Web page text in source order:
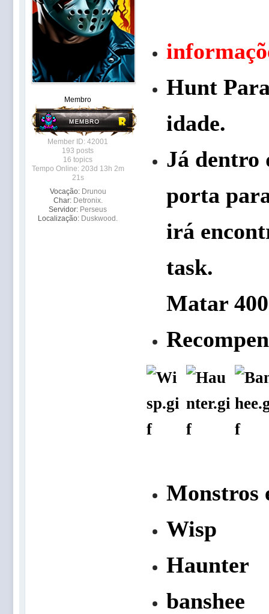
Membro
Member ID: 42001
193 posts
16 topics
Tempo Online: 203d 13h 2m
21s
Vocação: Drunou
Char: Detronix.
Servidor: Perseus
Localização: Duskwood.
Hunt
idade.
Já dentro
porta
irá
task.
Matar
Monstros
Wisp
Haunter
banshee